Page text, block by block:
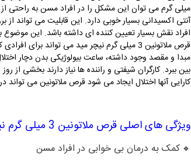
میلی گرم می توان این مشکل را در افراد مسن به راحتی
آنتی اکسیدانی بسیار خوبی دارد. این قابلیت می تواند
افراد نقش بسیار تعیین کننده ای داشته باشد. این موضوع باعث شده تا
قرص ملاتونین 3 میلی گرم نیچر مید می
مبدا و مقصد وجود داشته، ساعت بیولوژیکی بدن دچار
بین ببرد. کارگران شیفتی و راننده ها نیاز دارند بخشی از
کارایی آنها اختلال ایجاد می شود قرص ملاتونین می تواند
ویژگی های اصلی قرص ملاتونین 3 میلی گرم نیچر مید
🔹 کمک به درمان بی خوابی در افراد مسن